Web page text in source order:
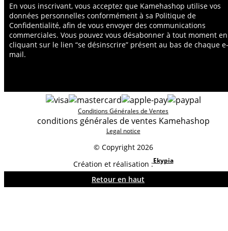
En vous inscrivant, vous acceptez que Kamehashop utilise vos
données personnelles conformément à sa Politique de
Confidentialité, afin de vous envoyer des communications
commerciales. Vous pouvez vous désabonner à tout moment en
cliquant sur le lien “se désinscrire” présent au bas de chaque e-
mail.
© Copyright 2026
Conditions Générales de Ventes
conditions générales de ventes Kamehashop
Legal notice
Création et réalisation :Ekypia
Retour en haut